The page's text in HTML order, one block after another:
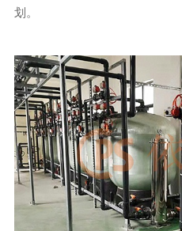
划。